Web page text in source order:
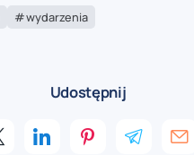
wydarzenia
Udostępnij